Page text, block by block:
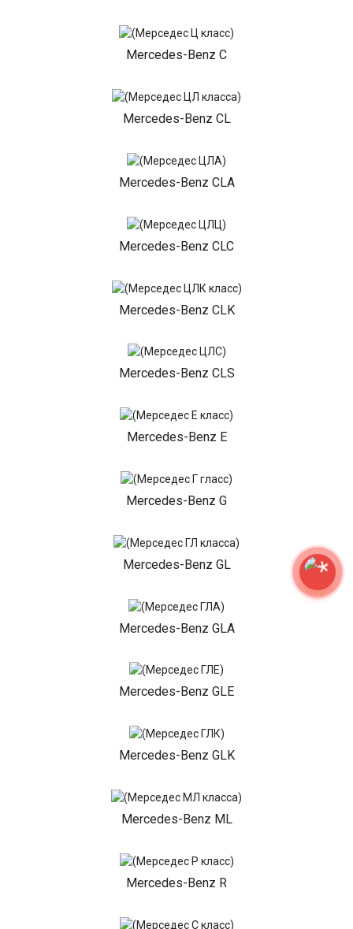
Mercedes-Benz C
Mercedes-Benz CL
Mercedes-Benz CLA
Mercedes-Benz CLC
Mercedes-Benz CLK
Mercedes-Benz CLS
Mercedes-Benz E
Mercedes-Benz G
Mercedes-Benz GL
Mercedes-Benz GLA
Mercedes-Benz GLE
Mercedes-Benz GLK
Mercedes-Benz ML
Mercedes-Benz R